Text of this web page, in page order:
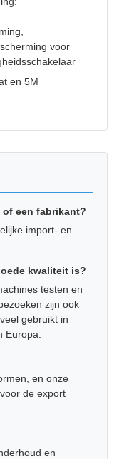
voor
en 5M
of een fabrikant?
import- en
kwaliteit is?
testen en
zijn ook
gebruikt in
Europa.
en onze
de export
en